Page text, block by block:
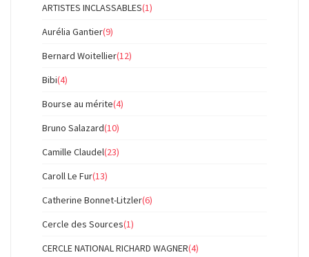
ARTISTES INCLASSABLES(1)
Aurélia Gantier(9)
Bernard Woitellier(12)
Bibi(4)
Bourse au mérite(4)
Bruno Salazard(10)
Camille Claudel(23)
Caroll Le Fur(13)
Catherine Bonnet-Litzler(6)
Cercle des Sources(1)
CERCLE NATIONAL RICHARD WAGNER(4)